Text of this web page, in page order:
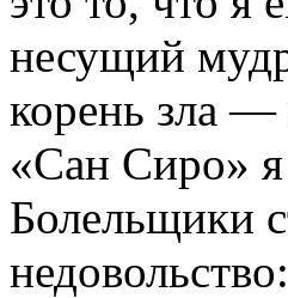
несущий
корень зла
«Сан Сиро» я
Болельщики
недовольство: